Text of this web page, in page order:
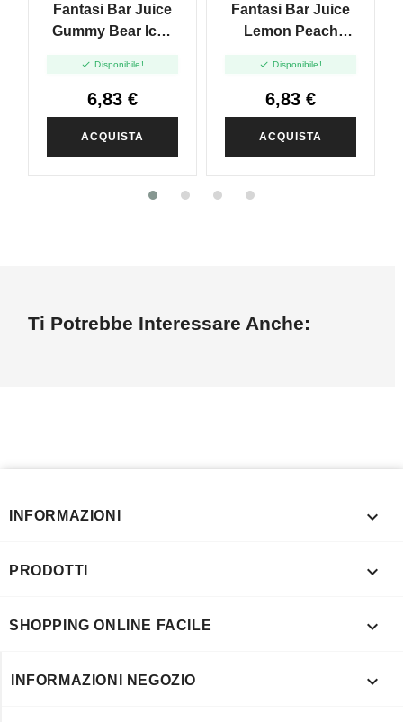
Fantasi Bar Juice
Gummy Bear Ice -
 Disponibile!
6,83 €
ACQUISTA
Fantasi Bar Juice
Lemon Peach
Shot 10+10
 Disponibile!
6,83 €
ACQUISTA
Ti Potrebbe Interessare Anche:
INFORMAZIONI 
PRODOTTI 
SHOPPING ONLINE FACILE 
INFORMAZIONI NEGOZIO 